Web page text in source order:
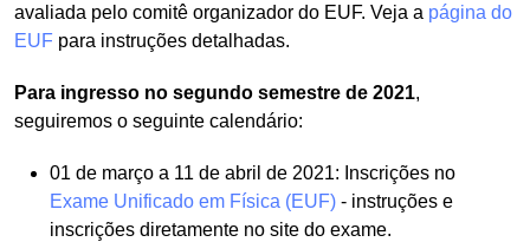
avaliada pelo comitê organizador do EUF. Veja a página do
EUF para instruções detalhadas.
Para ingresso no segundo semestre de 2021,
seguiremos o seguinte calendário:
01 de março a 11 de abril de 2021: Inscrições no
Exame Unificado em Física (EUF) - instruções e
inscrições diretamente no site do exame.